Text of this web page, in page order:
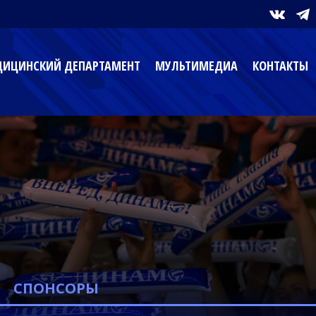
ДЕПАРТАМЕНТ МУЛЬТИМЕДИА КОНТАКТЫ
СПОНСОРЫ